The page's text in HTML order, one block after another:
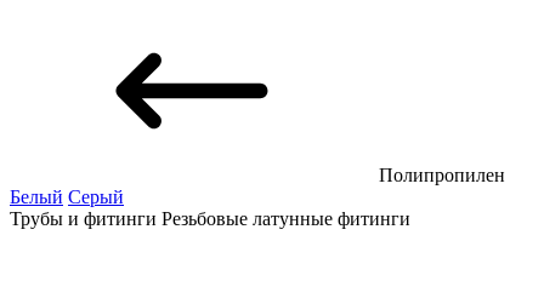
Полипропилен
Белый Серый
Трубы и фитинги Резьбовые латунные фитинги